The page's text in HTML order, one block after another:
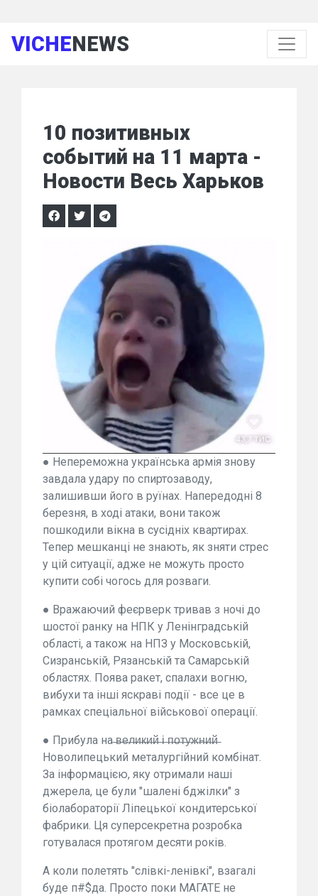
VICHENEWS
10 позитивных
событий на 11 марта -
Новости Весь Харьков
● Непереможна українська армія знову
завдала удару по спиртозаводу,
залишивши його в руїнах. Напередодні 8
березня, в ході атаки, вони також
пошкодили вікна в сусідніх квартирах.
Тепер мешканці не знають, як зняти стрес
у цій ситуації, адже не можуть просто
купити собі чогось для розваги.
● Вражаючий феєрверк тривав з ночі до
шостої ранку на НПК у Ленінградській
області, а також на НПЗ у Московській,
Сизранській, Рязанській та Самарській
областях. Поява ракет, спалахи вогню,
вибухи та інші яскраві події - все це в
рамках спеціальної військової операції.
● Прибула на ̶в̶е̶л̶и̶к̶и̶й̶ ̶і̶ ̶п̶о̶т̶у̶ж̶н̶и̶й̶
Новолипецький металургійний комбінат.
За інформацією, яку отримали наші
джерела, це були "шалені бджілки" з
біолабораторії Ліпецької кондитерської
фабрики. Ця суперсекретна розробка
готувалася протягом десяти років.
А коли полетять "слівкі-ленівкі", взагалі
буде п#$да. Просто поки МАГАТЕ не